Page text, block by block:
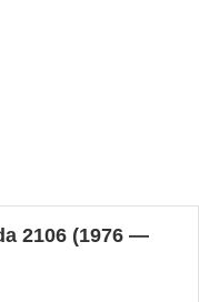
2106 (1976 —